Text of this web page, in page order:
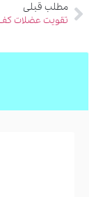
مطلب قبلی